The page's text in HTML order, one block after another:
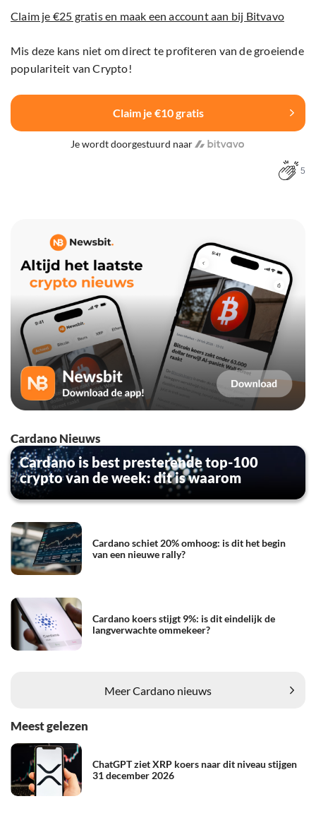
Claim je €25 gratis en maak een account aan bij Bitvavo
Mis deze kans niet om direct te profiteren van de groeiende
populariteit van Crypto!
Claim je €10 gratis
Je wordt doorgestuurd naar
5
Cardano Nieuws
Cardano is best presterende top-100
crypto van de week: dit is waarom
Cardano schiet 20% omhoog: is dit het begin
van een nieuwe rally?
Cardano koers stijgt 9%: is dit eindelijk de
langverwachte ommekeer?
Meer Cardano nieuws
Meest gelezen
ChatGPT ziet XRP koers naar dit niveau stijgen
31 december 2026